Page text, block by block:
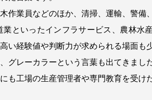
作業員などのほか、清掃、運輸、警備
といったインフラサービス、農林水
い経験値や判断力が求められる場面も
グレーカラーという言葉も出てきまし
も工場の生産管理者や専門教育を受け